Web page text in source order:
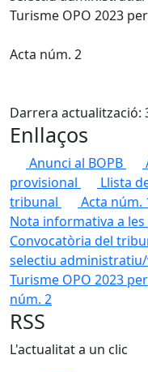
Turisme OPO 2023
Acta núm. 2
Darrera actualització:
Enllaços
Anunci al BOPB
provisional
Llista
tribunal
Acta núm.
Nota informativa a
Convocatòria del
selectiu
Turisme OPO 2023
núm. 2
RSS
L'actualitat a un clic